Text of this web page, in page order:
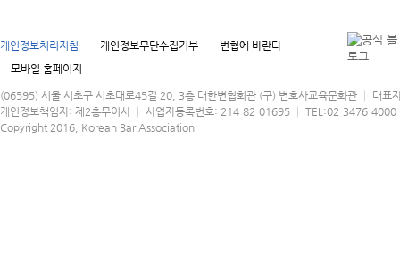
개인정보처리지침 개인정보무단수집거부
변협에 바란다
모바일 홈페이지
(06595) 서울 서초구 서초대로45길 20, 3층 대한변협회관 (구) 변호사교육문화관 │ 대표
개인정보책임자: 제2총무이사 │ 사업자등록번호: 214-82-01695 │ TEL:02-3476-
Copyright 2016, Korean Bar Association